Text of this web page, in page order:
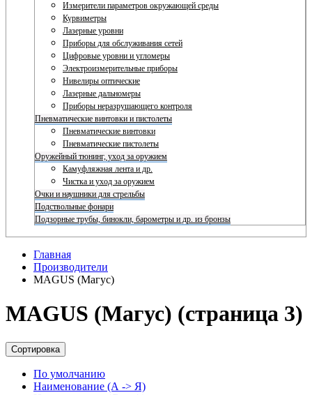
Измерители параметров окружающей среды
Курвиметры
Лазерные уровни
Приборы для обслуживания сетей
Цифровые уровни и угломеры
Электроизмерительные приборы
Нивелиры оптические
Лазерные дальномеры
Приборы неразрушающего контроля
Пневматические винтовки и пистолеты
Пневматические винтовки
Пневматические пистолеты
Оружейный тюнинг, уход за оружием
Камуфляжная лента и др.
Чистка и уход за оружием
Очки и наушники для стрельбы
Подствольные фонари
Подзорные трубы, бинокли, барометры и др. из бронзы
Главная
Производители
MAGUS (Магус)
MAGUS (Магус) (страница 3)
Сортировка
По умолчанию
Наименование (А -> Я)